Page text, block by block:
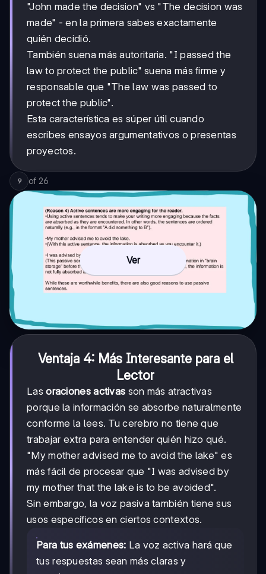
"John made the decision" vs "The decision was
made" - en la primera sabes exactamente
quién decidió.
También suena más autoritaria. "I passed the
law to protect the public" suena más firme y
responsable que "The law was passed to
protect the public".
Esta característica es súper útil cuando
escribes ensayos argumentativos o presentas
proyectos.
9 of 26
Ver
Ventaja 4: Más Interesante para el
Lector
Lasoraciones activas son más atractivas
porque la información se absorbe naturalmente
conforme la lees. Tu cerebro no tiene que
trabajar extra para entender quién hizo qué.
"My mother advised me to avoid the lake" es
más fácil de procesar que "I was advised by
my mother that the lake is to be avoided".
Sin embargo, la voz pasiva también tiene sus
usos específicos en ciertos contextos.
Para tus exámenes: La voz activa hará que
tus respuestas sean más claras y